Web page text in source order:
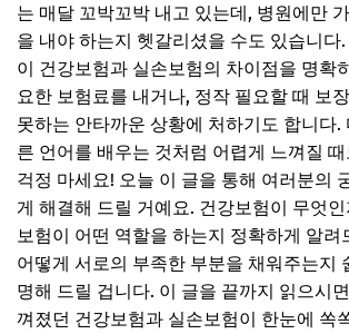
는 매달 꼬박꼬박 내고 있는데, 병원에만
을 내야 하는지 헷갈리셨을 수도 있습니다
이 건강보험과 실손보험의 차이점을 명확
요한 보험료를 내거나, 정작 필요할 때 보
못하는 안타까운 상황에 처하기도 합니다.
른 언어를 배우는 것처럼 어렵게 느껴질
걱정 마세요! 오늘 이 글을 통해 여러분의
게 해결해 드릴 거예요. 건강보험이 무엇
보험이 어떤 역할을 하는지 정확하게 알려
어떻게 서로의 부족한 부분을 채워주는지
명해 드릴 겁니다. 이 글을 끝까지 읽으시
껴졌던 건강보험과 실손보험이 한눈에 쏙